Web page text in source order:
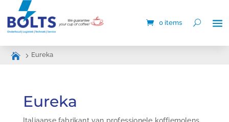
0 items
Eureka
Eureka
Italiaanse fabrikant van professionele koffiemolens,